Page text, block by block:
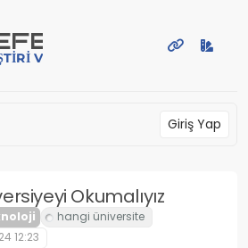
VE PAYLAŞIM PLATFORMU
Giriş Yap
Okumalıyız
12:23